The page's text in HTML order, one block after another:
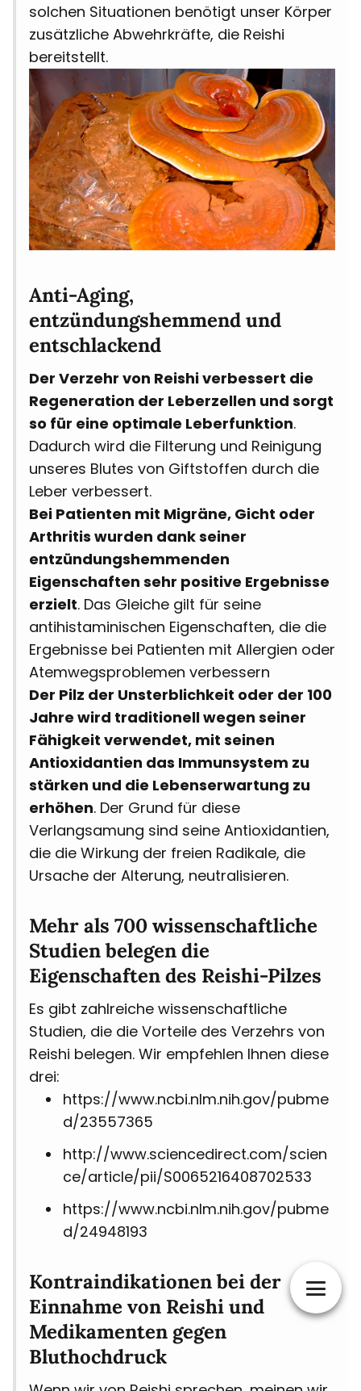
solchen Situationen benötigt unser Körper
zusätzliche Abwehrkräfte, die Reishi
bereitstellt.
Anti-Aging,
entzündungshemmend und
entschlackend
Der Verzehr von Reishi verbessert die
Regeneration der Leberzellen und sorgt
so für eine optimale Leberfunktion.
Dadurch wird die Filterung und Reinigung
unseres Blutes von Giftstoffen durch die
Leber verbessert.
Bei Patienten mit Migräne, Gicht oder
Arthritis wurden dank seiner
entzündungshemmenden
Eigenschaften sehr positive Ergebnisse
erzielt. Das Gleiche gilt für seine
antihistaminischen Eigenschaften, die die
Ergebnisse bei Patienten mit Allergien oder
Atemwegsproblemen verbessern
Der Pilz der Unsterblichkeit oder der 100
Jahre wird traditionell wegen seiner
Fähigkeit verwendet, mit seinen
Antioxidantien das Immunsystem zu
stärken und die Lebenserwartung zu
erhöhen. Der Grund für diese
Verlangsamung sind seine Antioxidantien,
die die Wirkung der freien Radikale, die
Ursache der Alterung, neutralisieren.
Mehr als 700 wissenschaftliche
Studien belegen die
Eigenschaften des Reishi-Pilzes
Es gibt zahlreiche wissenschaftliche
Studien, die die Vorteile des Verzehrs von
Reishi belegen. Wir empfehlen Ihnen diese
drei:
https://www.ncbi.nlm.nih.gov/pubme
d/23557365
http://www.sciencedirect.com/scien
ce/article/pii/S0065216408702533
https://www.ncbi.nlm.nih.gov/pubme
d/24948193
Kontraindikationen bei der
Einnahme von Reishi und
Medikamenten gegen
Bluthochdruck